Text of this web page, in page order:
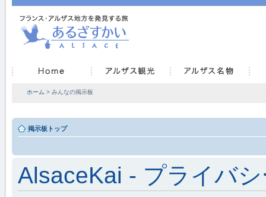
ホーム > みんなの掲示板
掲示板トップ
AlsaceKai - プライバ